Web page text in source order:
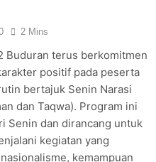
2 Mins
Buduran terus berkomitmen
positif pada peserta
bertajuk Senin Narasi
dan Taqwa). Program ini
Senin dan dirancang untuk
kegiatan yang
kemampuan